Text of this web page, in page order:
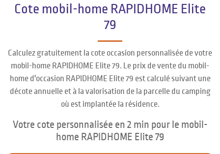
Cote mobil-home RAPIDHOME Elite
79
Calculez gratuitement la cote occasion personnalisée de votre
mobil-home RAPIDHOME Elite 79. Le prix de vente du mobil-
home d'occasion RAPIDHOME Elite 79 est calculé suivant une
décote annuelle et à la valorisation de la parcelle du camping
où est implantée la résidence.
Votre cote personnalisée en 2 min pour le mobil-
home RAPIDHOME Elite 79